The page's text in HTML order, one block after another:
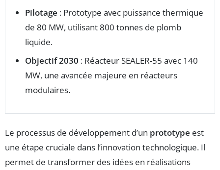
Pilotage : Prototype avec puissance thermique
de 80 MW, utilisant 800 tonnes de plomb
liquide.
Objectif 2030 : Réacteur SEALER-55 avec 140
MW, une avancée majeure en réacteurs
modulaires.
Le processus de développement d’un prototype est
une étape cruciale dans l’innovation technologique. Il
permet de transformer des idées en réalisations